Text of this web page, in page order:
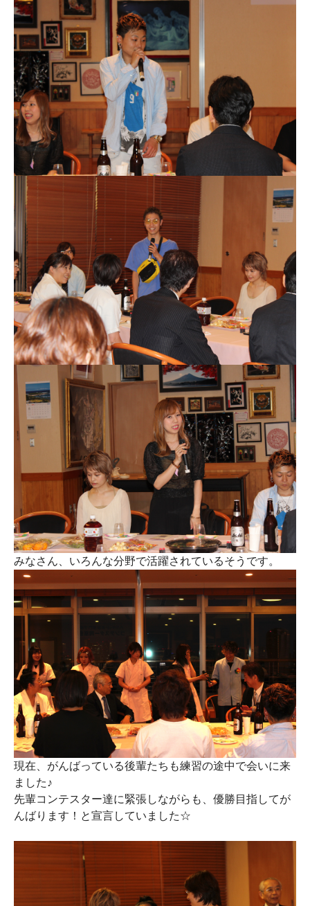
みなさん、いろんな分野で活躍されているそうです。
現在、がんばっている後輩たちも練習の途中で会いに来
ました♪
先輩コンテスター達に緊張しながらも、優勝目指してが
んばります！と宣言していました☆